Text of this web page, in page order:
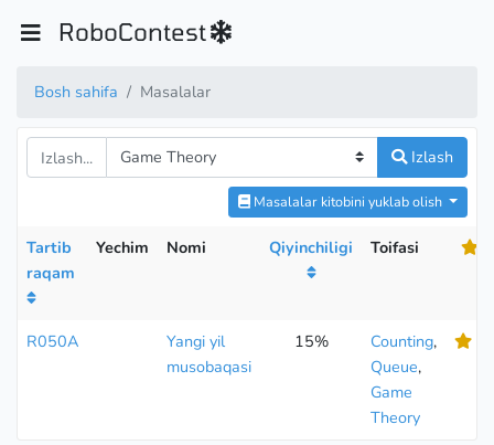
RoboContest
Bosh sahifa Masalalar
Izlash
Masalalar kitobini yuklab olish
Tartib
raqam
Yechim Nomi Qiyinchiligi Toifasi
R050A
Yangi yil
musobaqasi
15% Counting,
Queue,
Game
Theory